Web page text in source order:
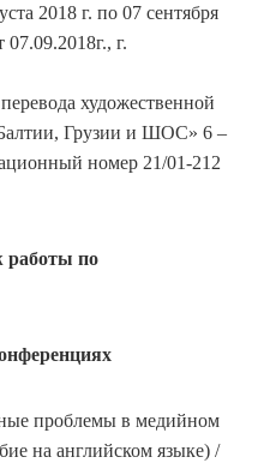
2018 г. по 07 сентября
07.09.2018г., г.
художественной
Грузии и ШОС» 6 –
номер 21/01-212
работы по
проблемы в медийном
на английском языке) /